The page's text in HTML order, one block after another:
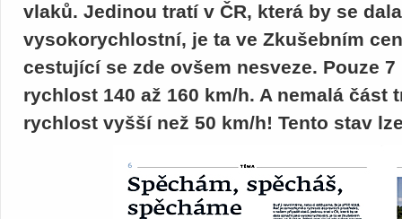
vlaků. Jedinou tratí v ČR, která by se
vysokorychlostní, je ta ve Zkušebním
cestující se zde ovšem nesveze. Pouze
rychlost 140 až 160 km/h. A nemalá
rychlost vyšší než 50 km/h! Tento stav